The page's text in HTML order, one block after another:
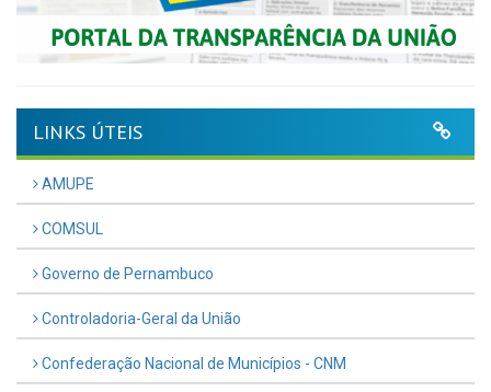
LINKS ÚTEIS
AMUPE
COMSUL
Governo de Pernambuco
Controladoria-Geral da União
Confederação Nacional de Municípios - CNM